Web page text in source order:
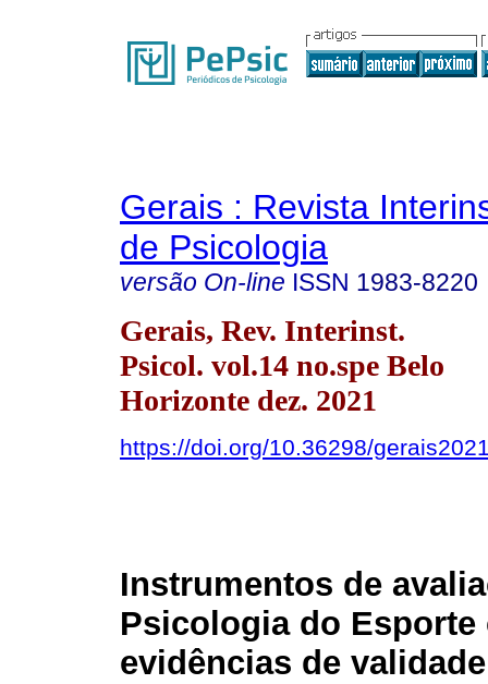
Gerais : Revista
de Psicologia
versão On-line ISSN 1983-8220
Gerais, Rev. Interinst.
Psicol. vol.14 no.spe Belo
Horizonte dez. 2021
https://doi.org/10.36298/
Instrumentos de
Psicologia do Esporte
evidências de